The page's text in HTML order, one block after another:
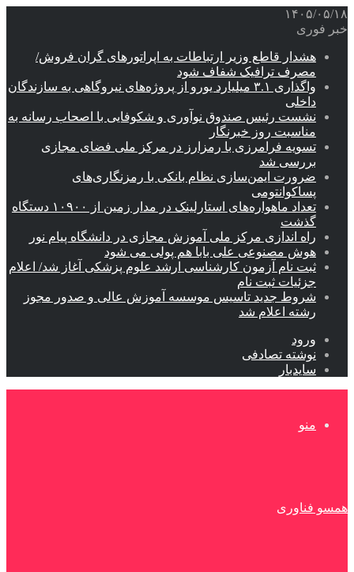
۱۴۰۵/۰۵/۱۸
خبر فوری
هشدار قاطع وزیر ارتباطات به اپراتورهای گران فروش/
مصرف ترافیک شفاف شود
واگذاری ۳.۱ میلیارد یورو از پروژه‌های نیروگاهی به سازندگان
داخلی
نشست رئیس صندوق نوآوری و شکوفایی با اصحاب رسانه به
مناسبت روز خبرنگار
تسویه فرامرزی با رمزارز در مرکز ملی فضای مجازی
بررسی شد
ضرورت ایمن‌سازی نظام بانکی با رمزنگاری‌های
پساکوانتومی
تعداد ماهواره‌های استارلینک‌ در مدار زمین از ۱۰۹۰۰ دستگاه
گذشت
راه اندازی مرکز ملی آموزش مجازی در دانشگاه پیام نور
هوش مصنوعی علی بابا هم پولی می شود
ثبت نام آزمون کارشناسی ارشد علوم پزشکی آغاز شد/ اعلام
جزئیات ثبت نام
شروط جدید تاسیس موسسه آموزش عالی و صدور مجوز
رشته اعلام شد
ورود
نوشته تصادفی
سایدبار
منو
همسو فناوری